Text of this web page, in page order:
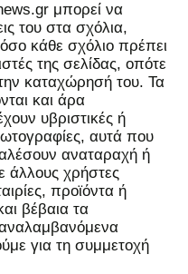
μπορεί να
του στα σχόλια,
κάθε σχόλιο πρέπει
της σελίδας, οπότε
καταχώρησή του. Τα
και άρα
υβριστικές ή
αυτά που
αναταραχή ή
άλλους χρήστες
προϊόντα ή
βέβαια τα
για τη συμμετοχή